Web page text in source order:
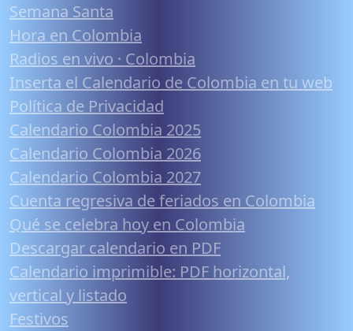
Semana Santa
Hora en Colombia
Radios en vivo · Colombia
Inserta el Calendario de Colombia en tu web
Política de Privacidad
Calendario Colombia 2025
Calendario Colombia 2026
Calendario Colombia 2027
Cuenta regresiva de feriados en Colombia
Qué se celebra hoy en Colombia
Descargar calendario en PDF
Calendario imprimible: PDF horizontal,
vertical y listado
Festivos